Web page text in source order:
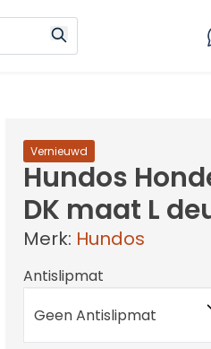
Vernieuwd
Hundos
DK maat L
Merk: Hundos
Antislipmat
Geen Antislipmat